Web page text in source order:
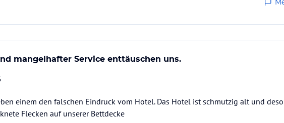
mangelhafter Service enttäuschen uns.
einem den falschen Eindruck vom Hotel. Das Hotel ist schmutzig alt und
Flecken auf unserer Bettdecke